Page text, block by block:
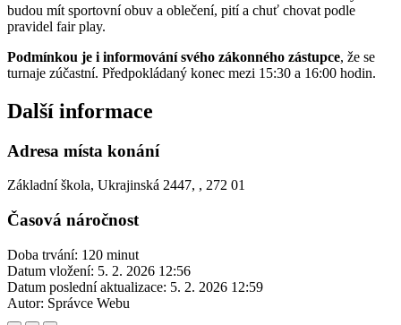
budou mít sportovní obuv a oblečení, pití a chuť chovat podle
pravidel fair play.
Podmínkou je i informování svého zákonného zástupce, že se
turnaje zúčastní. Předpokládaný konec mezi 15:30 a 16:00 hodin.
Další informace
Adresa místa konání
Základní škola, Ukrajinská 2447, , 272 01
Časová náročnost
Doba trvání: 120 minut
Datum vložení: 5. 2. 2026 12:56
Datum poslední aktualizace: 5. 2. 2026 12:59
Autor: Správce Webu